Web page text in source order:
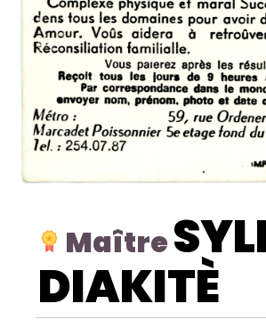
Maître
DIAKITÈ